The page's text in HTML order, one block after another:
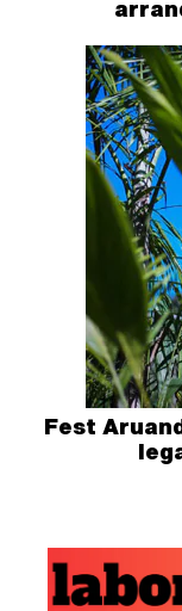
Fest